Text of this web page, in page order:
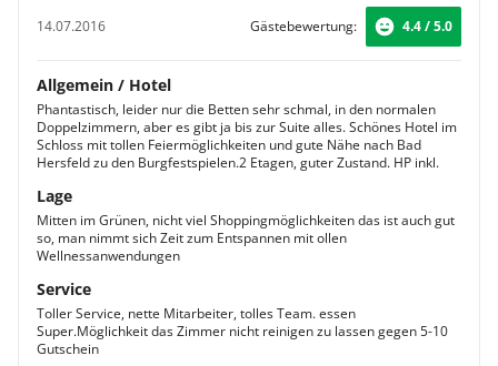
14.07.2016
Gästebewertung: 4.4 / 5.0
Allgemein / Hotel
Phantastisch, leider nur die Betten sehr schmal, in den normalen
Doppelzimmern, aber es gibt ja bis zur Suite alles. Schönes Hotel im
Schloss mit tollen Feiermöglichkeiten und gute Nähe nach Bad
Hersfeld zu den Burgfestspielen.2 Etagen, guter Zustand. HP inkl.
Lage
Mitten im Grünen, nicht viel Shoppingmöglichkeiten das ist auch gut
so, man nimmt sich Zeit zum Entspannen mit ollen
Wellnessanwendungen
Service
Toller Service, nette Mitarbeiter, tolles Team. essen
Super.Möglichkeit das Zimmer nicht reinigen zu lassen gegen 5-10
Gutschein